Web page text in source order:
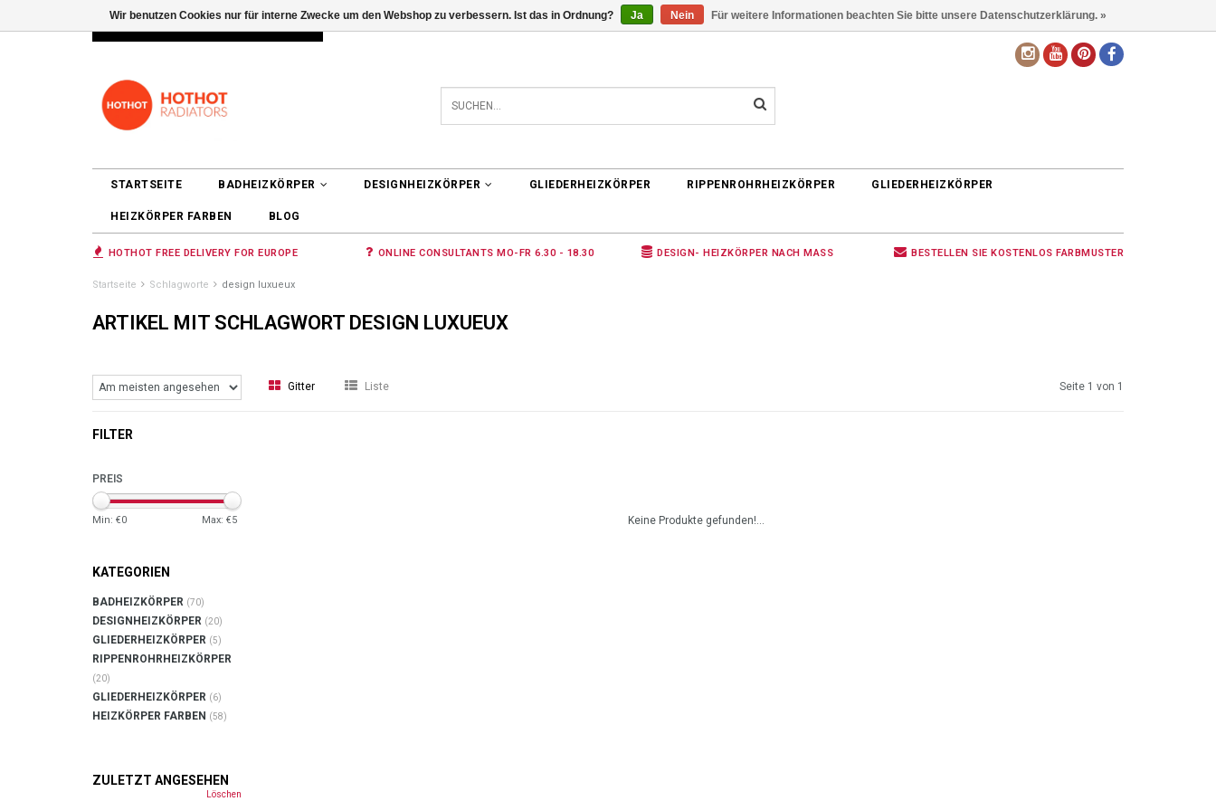
INFO@RADIATORS.SHOP ANMELDEN 0 ARTIKEL €0,00 DE
STARTSEITE BADHEIZKÖRPER DESIGNHEIZKÖRPER GLIEDERHEIZKÖRPER RIPPENROHRHEIZKÖRPER GLIEDERHEIZKÖRPER
HEIZKÖRPER FARBEN BLOG
HOTHOT FREE DELIVERY FOR EUROPE ONLINE CONSULTANTS MO-FR 6.30 - 18.30 DESIGN- HEIZKÖRPER NACH MASS BESTELLEN SIE KOSTENLOS FARBMUSTER
Startseite Schlagworte design luxueux
ARTIKEL MIT SCHLAGWORT DESIGN LUXUEUX
Gitter Liste Seite 1 von 1
FILTER
PREIS
Min: €0 Max: €5
KATEGORIEN
BADHEIZKÖRPER (70)
DESIGNHEIZKÖRPER (20)
GLIEDERHEIZKÖRPER (5)
RIPPENROHRHEIZKÖRPER
(20)
GLIEDERHEIZKÖRPER (6)
HEIZKÖRPER FARBEN (58)
ZULETZT ANGESEHEN
Löschen
Keine Produkte gefunden!...
Wir benutzen Cookies nur für interne Zwecke um den Webshop zu verbessern. Ist das in Ordnung? Ja Nein Für weitere Informationen beachten Sie bitte unsere Datenschutzerklärung. »